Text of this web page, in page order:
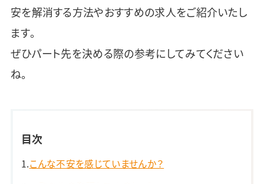
安を解消する方法やおすすめの求人をご紹介いたし
ます。
ぜひパート先を決める際の参考にしてみてください
ね。
目次
こんな不安を感じていませんか？